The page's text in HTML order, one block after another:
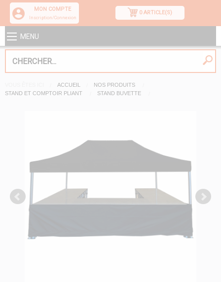
MON COMPTE
Inscription/Connexion
0 ARTICLE(S)
MENU
ACCUEIL
NOS PRODUITS
STAND ET COMPTOIR PLIANT
STAND BUVETTE